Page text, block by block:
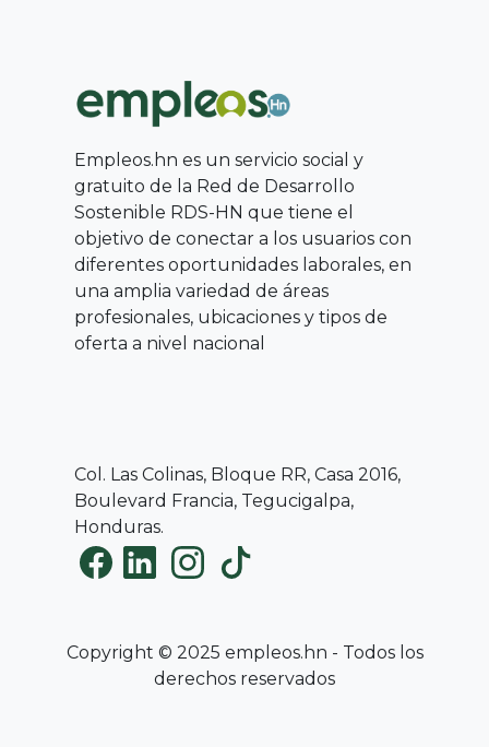
Empleos.hn es un servicio social y
gratuito de la Red de Desarrollo
Sostenible RDS-HN que tiene el
objetivo de conectar a los usuarios con
diferentes oportunidades laborales, en
una amplia variedad de áreas
profesionales, ubicaciones y tipos de
oferta a nivel nacional
Col. Las Colinas, Bloque RR, Casa 2016,
Boulevard Francia, Tegucigalpa,
Honduras.
Copyright © 2025 empleos.hn - Todos los
derechos reservados